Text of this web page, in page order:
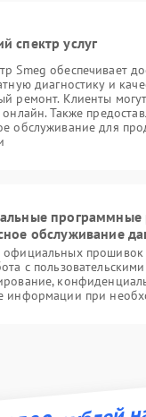
спектр услуг
Smeg обеспечивает
диагностику и
ремонт. Клиенты
Также
обслуживание для
программные
обслуживание
официальных прошивок
с
информации при